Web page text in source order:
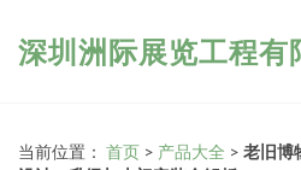
深圳洲际展览工程有
当前位置： 首页 > 产品大全 > 老旧博